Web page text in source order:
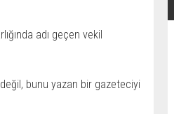
adı geçen vekil
değil, bunu yazan bir gazeteciyi